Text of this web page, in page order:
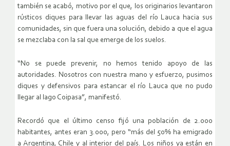
también se acabó, motivo por el que, los originarios levantaron
rústicos diques para llevar las aguas del río Lauca hacia sus
comunidades, sin que fuera una solución, debido a que el agua
se mezclaba con la sal que emerge de los suelos.
“No se puede prevenir, no hemos tenido apoyo de las
autoridades. Nosotros con nuestra mano y esfuerzo, pusimos
diques y defensivos para estancar el río Lauca que no pudo
llegar al lago Coipasa”, manifestó.
Recordó que el último censo fijó una población de 2.000
habitantes, antes eran 3.000, pero “más del 50% ha emigrado
a Argentina, Chile y al interior del país. Los niños ya están en